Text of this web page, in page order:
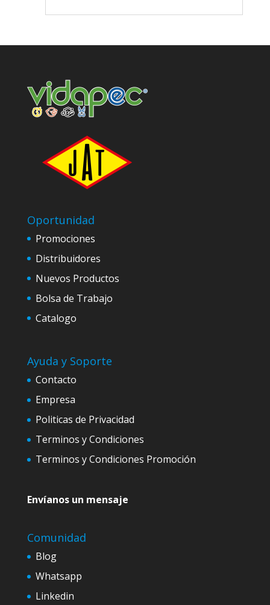
Oportunidad
Promociones
Distribuidores
Nuevos Productos
Bolsa de Trabajo
Catalogo
Ayuda y Soporte
Contacto
Empresa
Politicas de Privacidad
Terminos y Condiciones
Terminos y Condiciones Promoción
Envíanos un mensaje
Comunidad
Blog
Whatsapp
Linkedin